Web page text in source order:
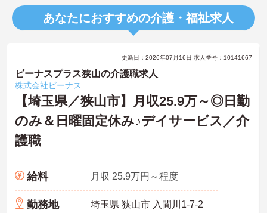
あなたにおすすめの介護・福祉求人
更新日：2026年07月16日 求人番号：10141667
ビーナスプラス狭山の介護職求人
株式会社ビーナス
【埼玉県／狭山市】月収25.9万～◎日勤
のみ＆日曜固定休み♪デイサービス／介
護職
給料 月収 25.9万円～程度
勤務地 埼玉県 狭山市 入間川1-7-2